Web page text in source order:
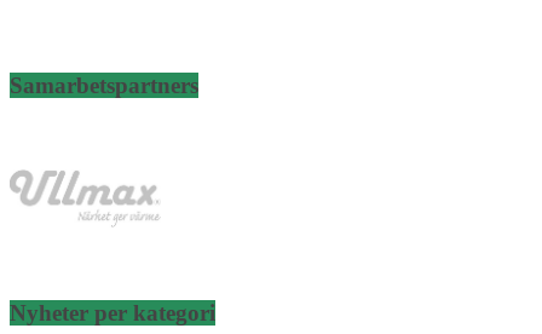
Samarbetspartners
Nyheter per kategori